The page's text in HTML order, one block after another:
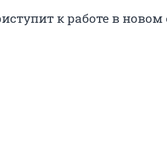
к работе в новом